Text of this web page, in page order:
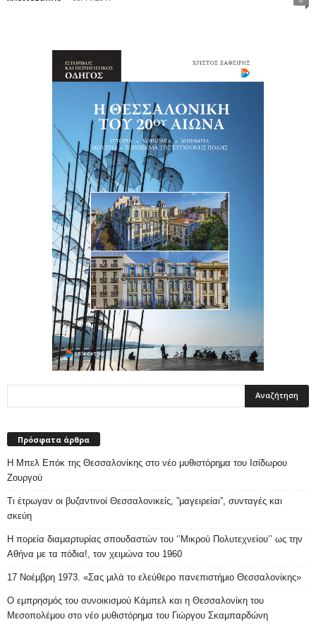
Πρόσφατα άρθρα
Η Μπελ Επόκ της Θεσσαλονίκης στο νέο μυθιστόρημα του Ισίδωρου
Ζουργού
Τι έτρωγαν οι βυζαντινοί Θεσσαλονικείς, ”μαγειρείαι”, συνταγές και
σκεύη
Η πορεία διαμαρτυρίας σπουδαστών του ‘’Μικρού Πολυτεχνείου’’ ως την
Αθήνα με τα πόδια!, τον χειμώνα του 1960
17 Νοέμβρη 1973. «Σας μιλά το ελεύθερο πανεπιστήμιο Θεσσαλονίκης»
Ο εμπρησμός του συνοικισμού Κάμπελ και η Θεσσαλονίκη του
Μεσοπολέμου στο νέο μυθιστόρημα του Γιώργου Σκαμπαρδώνη